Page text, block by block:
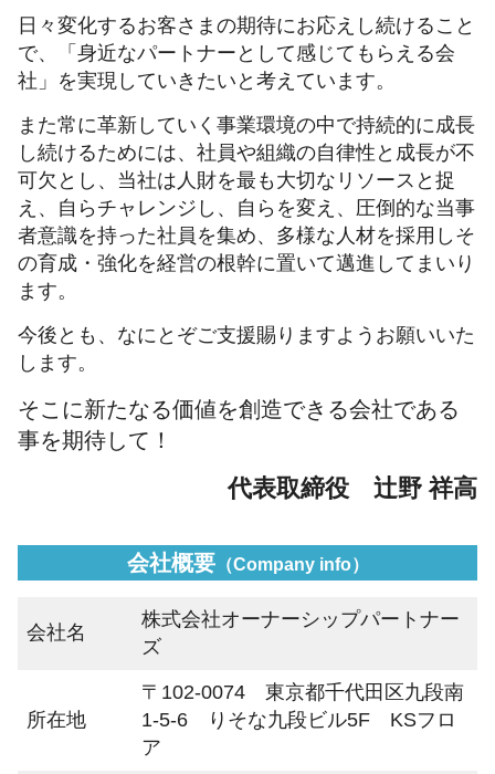
日々変化するお客さまの期待にお応えし続けること
で、「身近なパートナーとして感じてもらえる会
社」を実現していきたいと考えています。
また常に革新していく事業環境の中で持続的に成長
し続けるためには、社員や組織の自律性と成長が不
可欠とし、当社は人財を最も大切なリソースと捉
え、自らチャレンジし、自らを変え、圧倒的な当事
者意識を持った社員を集め、多様な人材を採用しそ
の育成・強化を経営の根幹に置いて邁進してまいり
ます。
今後とも、なにとぞご支援賜りますようお願いいた
します。
そこに新たなる価値を創造できる会社である
事を期待して！
代表取締役 辻野 祥高
会社概要（Company info）
会社名
株式会社オーナーシップパートナー
ズ
所在地
〒102-0074 東京都千代田区九段南
1-5-6 りそな九段ビル5F KSフロ
ア